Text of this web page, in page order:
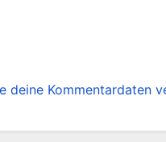
deine Kommentardaten